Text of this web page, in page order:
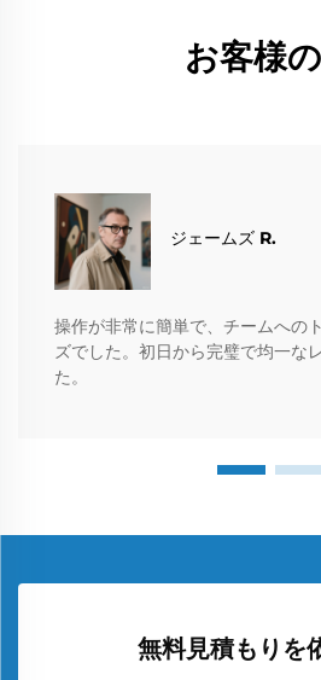
お客様
ジェームズ R.
操作が非常に簡単で、チームへの
ズでした。初日から完璧で均一な
た。
無料見積もりを